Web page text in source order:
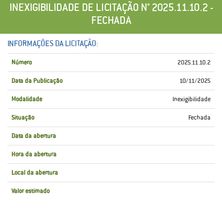
INEXIGIBILIDADE DE LICITAÇÃO N° 2025.11.10.2 -
FECHADA
INFORMAÇÕES DA LICITAÇÃO:
Número 2025.11.10.2
Data da Publicação 10/11/2025
Modalidade Inexigibilidade
Situação Fechada
Data da abertura
Hora da abertura
Local da abertura
Valor estimado